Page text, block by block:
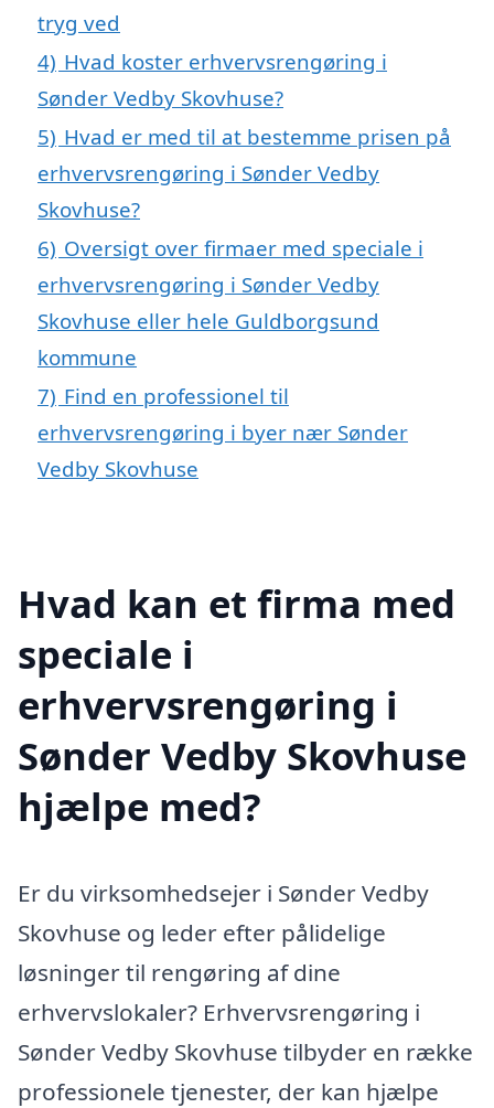
tryg ved
4) Hvad koster erhvervsrengøring i
Sønder Vedby Skovhuse?
5) Hvad er med til at bestemme prisen på
erhvervsrengøring i Sønder Vedby
Skovhuse?
6) Oversigt over firmaer med speciale i
erhvervsrengøring i Sønder Vedby
Skovhuse eller hele Guldborgsund
kommune
7) Find en professionel til
erhvervsrengøring i byer nær Sønder
Vedby Skovhuse
Hvad kan et firma med
speciale i
erhvervsrengøring i
Sønder Vedby Skovhuse
hjælpe med?
Er du virksomhedsejer i Sønder Vedby
Skovhuse og leder efter pålidelige
løsninger til rengøring af dine
erhvervslokaler? Erhvervsrengøring i
Sønder Vedby Skovhuse tilbyder en række
professionele tjenester, der kan hjælpe